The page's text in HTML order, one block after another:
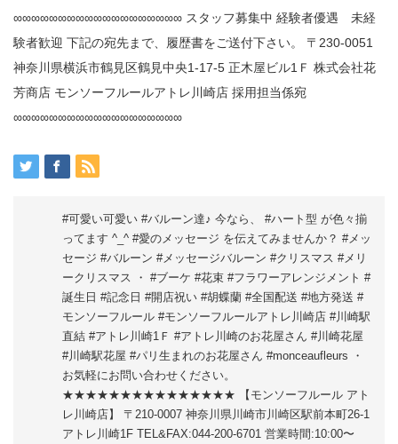
#可愛い可愛い #バルーン達♪ 今なら、 #ハート型 が色々揃
ってます ^_^ #愛のメッセージ を伝えてみませんか？ #メッ
セージ #バルーン #メッセージバルーン #クリスマス #メリ
ークリスマス ・ #ブーケ #花束 #フラワーアレンジメント #
誕生日 #記念日 #開店祝い #胡蝶蘭 #全国配送 #地方発送 #
モンソーフルール #モンソーフルールアトレ川崎店 #川崎駅
直結 #アトレ川崎1Ｆ #アトレ川崎のお花屋さん #川崎花屋
#川崎駅花屋 #パリ生まれのお花屋さん #monceaufleurs ・
お気軽にお問い合わせください。
★★★★★★★★★★★★★★★ 【モンソーフルール アト
レ川崎店】 〒210-0007 神奈川県川崎市川崎区駅前本町26-1
アトレ川崎1F TEL&FAX:044-200-6701 営業時間:10:00〜